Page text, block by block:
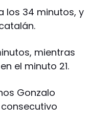
los 34 minutos, y
mientras
el minuto 21.
Gonzalo